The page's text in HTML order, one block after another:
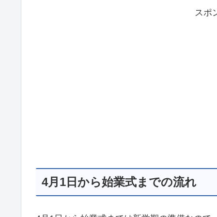
スポ
4月1日から始業式までの流れ